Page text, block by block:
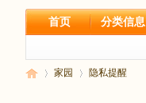
首页 分类信息
家园 隐私提醒